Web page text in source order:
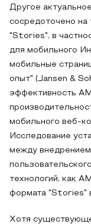
Другое
сосредоточено на
"Stories", в
для мобильного
мобильные
опыт" (Jansen &
эффективность
мобильного веб-
Исследование
между
технологий, как
формата "Stories"
Хотя